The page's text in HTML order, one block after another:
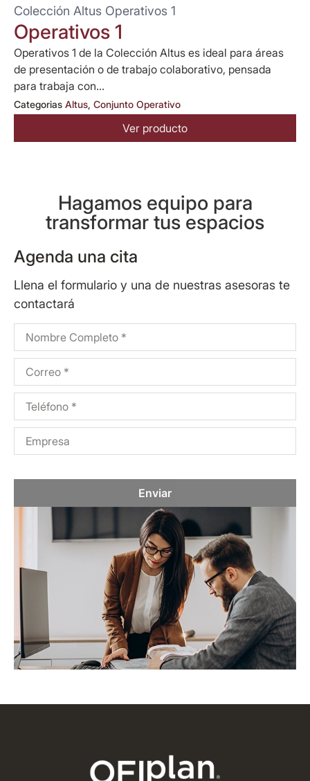
Colección Altus Operativos 1
Operativos 1
Operativos 1 de la Colección Altus es ideal para áreas
de presentación o de trabajo colaborativo, pensada
para trabaja con...
Categorias Altus, Conjunto Operativo
Ver producto
Hagamos equipo para
transformar tus espacios
Agenda una cita
Llena el formulario y una de nuestras asesoras te
contactará
Enviar